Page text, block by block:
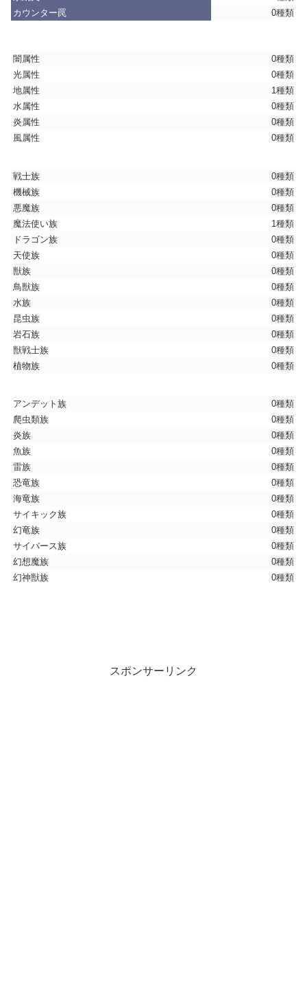
カウンター罠
0種類
闇属性
0種類
光属性
0種類
地属性
1種類
水属性
0種類
炎属性
0種類
風属性
0種類
戦士族
0種類
機械族
0種類
悪魔族
0種類
魔法使い族
1種類
ドラゴン族
0種類
天使族
0種類
獣族
0種類
鳥獣族
0種類
水族
0種類
昆虫族
0種類
岩石族
0種類
獣戦士族
0種類
植物族
0種類
アンデット族
0種類
爬虫類族
0種類
炎族
0種類
魚族
0種類
雷族
0種類
恐竜族
0種類
海竜族
0種類
サイキック族
0種類
幻竜族
0種類
サイバース族
0種類
幻想魔族
0種類
幻神獣族
0種類
スポンサーリンク